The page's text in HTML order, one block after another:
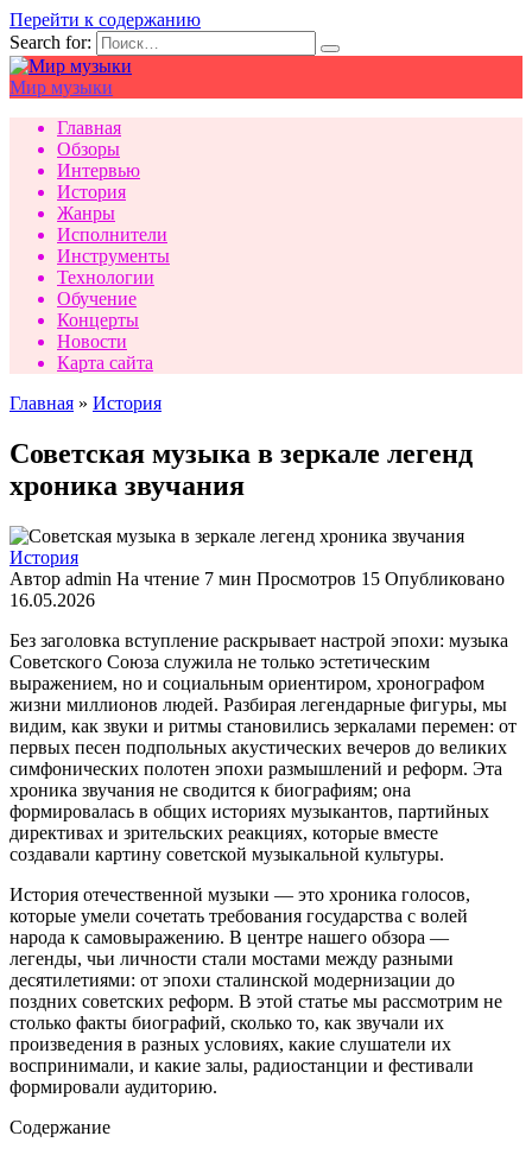
Перейти к содержанию
Search for:
Мир музыки
Главная
Обзоры
Интервью
История
Жанры
Исполнители
Инструменты
Технологии
Обучение
Концерты
Новости
Карта сайта
Главная » История
Советская музыка в зеркале легенд
хроника звучания
История
Автор admin На чтение 7 мин Просмотров 15 Опубликовано
16.05.2026
Без заголовка вступление раскрывает настрой эпохи: музыка
Советского Союза служила не только эстетическим
выражением, но и социальным ориентиром, хронографом
жизни миллионов людей. Разбирая легендарные фигуры, мы
видим, как звуки и ритмы становились зеркалами перемен: от
первых песен подпольных акустических вечеров до великих
симфонических полотен эпохи размышлений и реформ. Эта
хроника звучания не сводится к биографиям; она
формировалась в общих историях музыкантов, партийных
директивах и зрительских реакциях, которые вместе
создавали картину советской музыкальной культуры.
История отечественной музыки — это хроника голосов,
которые умели сочетать требования государства с волей
народа к самовыражению. В центре нашего обзора —
легенды, чьи личности стали мостами между разными
десятилетиями: от эпохи сталинской модернизации до
поздних советских реформ. В этой статье мы рассмотрим не
столько факты биографий, сколько то, как звучали их
произведения в разных условиях, какие слушатели их
воспринимали, и какие залы, радиостанции и фестивали
формировали аудиторию.
Содержание